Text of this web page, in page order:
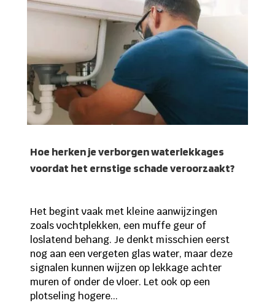
Hoe herken je verborgen waterlekkages
voordat het ernstige schade veroorzaakt?
Het begint vaak met kleine aanwijzingen
zoals vochtplekken, een muffe geur of
loslatend behang. Je denkt misschien eerst
nog aan een vergeten glas water, maar deze
signalen kunnen wijzen op lekkage achter
muren of onder de vloer. Let ook op een
plotseling hogere...